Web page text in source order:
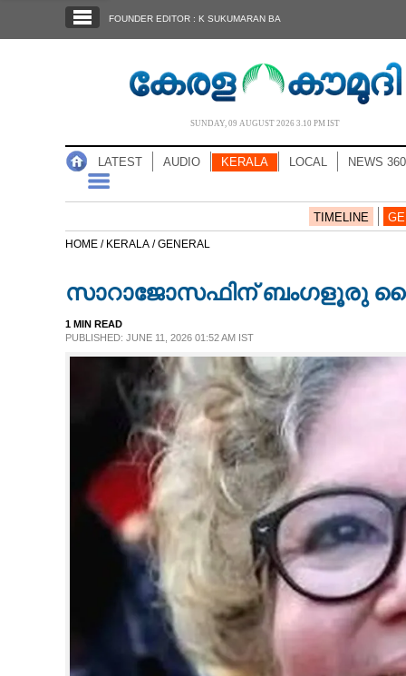
NOTIFIED NEWS
FOUNDER EDITOR : K SUKUMARAN BA
SUNDAY, 09 AUGUST 2026 3.10 PM IST
LATEST AUDIO KERALA LOCAL NEWS 360
TIMELINE
HOME / KERALA /GENERAL
സാറാജോസഫിന് ബംഗളൂരു
1 MIN READ
PUBLISHED: JUNE 11, 2026 01:52 AM IST